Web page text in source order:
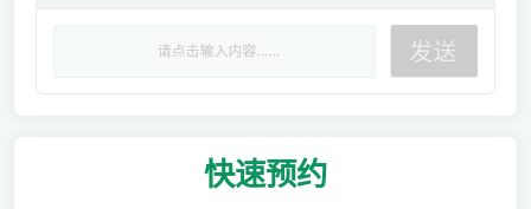
快速预约